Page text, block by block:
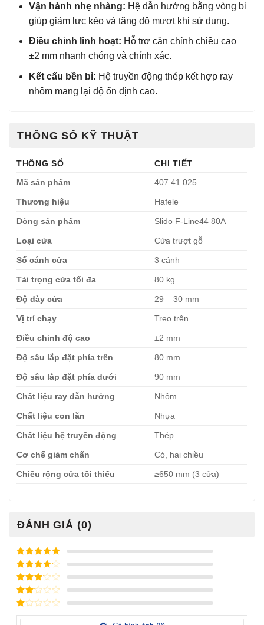
Vận hành nhẹ nhàng: Hệ dẫn hướng bằng vòng bi
giúp giảm lực kéo và tăng độ mượt khi sử dụng.
Điều chỉnh linh hoạt: Hỗ trợ căn chỉnh chiều cao
±2 mm nhanh chóng và chính xác.
Kết cấu bền bỉ: Hệ truyền động thép kết hợp ray
nhôm mang lại độ ổn định cao.
THÔNG SỐ KỸ THUẬT
THÔNG SỐ
CHI TIẾT
Mã sản phẩm
407.41.025
Thương hiệu Hafele
Dòng sản phẩm Slido F-Line44 80A
Loại cửa Cửa trượt gỗ
Số cánh cửa 3 cánh
Tải trọng cửa tối đa 80 kg
Độ dày cửa 29 – 30 mm
Vị trí chạy Treo trên
Điều chỉnh độ cao ±2 mm
Độ sâu lắp đặt phía trên 80 mm
Độ sâu lắp đặt phía dưới 90 mm
Chất liệu ray dẫn hướng Nhôm
Chất liệu con lăn Nhựa
Chất liệu hệ truyền động Thép
Cơ chế giảm chấn Có, hai chiều
Chiều rộng cửa tối thiểu ≥650 mm (3 cửa)
ĐÁNH GIÁ (0)
Được xếp
hạng
5
sao
Được xếp
hạng
sao
Được
xếp
hạng3
5 sao
Được
hạng
Được